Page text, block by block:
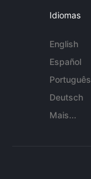
Idiomas
English
Español
Português
Deutsch
Mais...